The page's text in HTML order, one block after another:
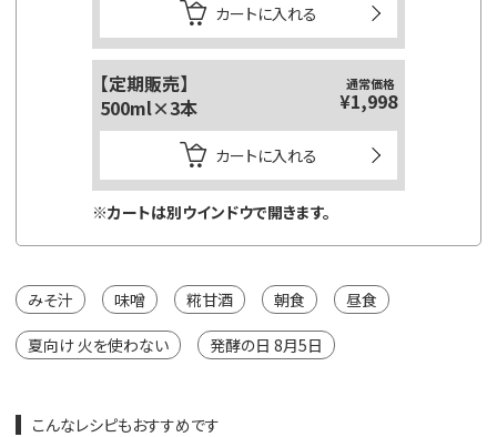
カートに入れる
【定期販売】
500ml×3本
通常価格
¥1,998
カートに入れる
※カートは別ウインドウで開きます。
みそ汁 味噌 糀甘酒 朝食 昼食
夏向け 火を使わない 発酵の日 8月5日
こんなレシピもおすすめです